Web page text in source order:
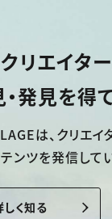
リエイタ
発見を得て
は、 クリエイ
ンツを発信してい
しく知る